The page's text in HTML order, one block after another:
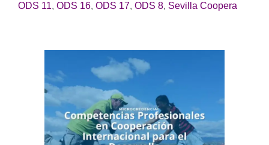
ODS 11, ODS 16, ODS 17, ODS 8, Sevilla Coopera